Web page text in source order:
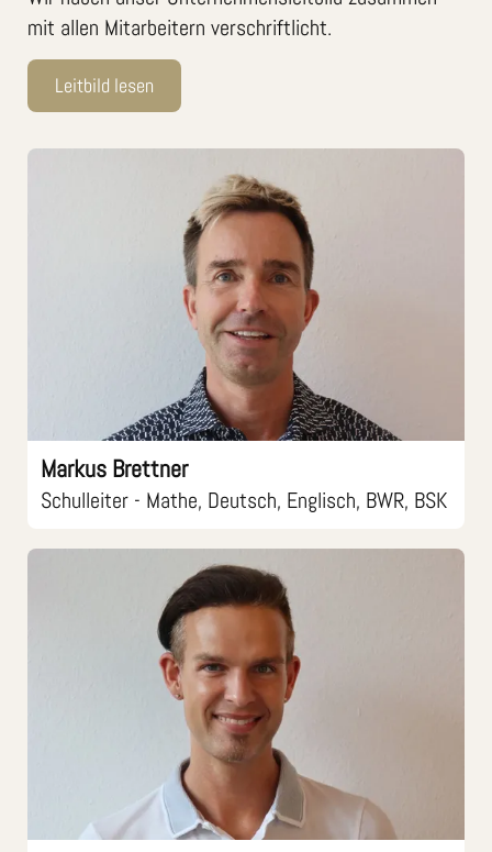
mit allen Mitarbeitern verschriftlicht.
Leitbild lesen
Markus Brettner
Schulleiter - Mathe, Deutsch, Englisch, BWR, BSK